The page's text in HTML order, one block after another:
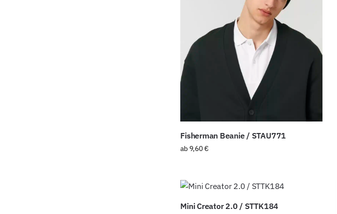
Fisherman Beanie / STAU771
ab 9,60€
Mini Creator 2.0 / STTK184